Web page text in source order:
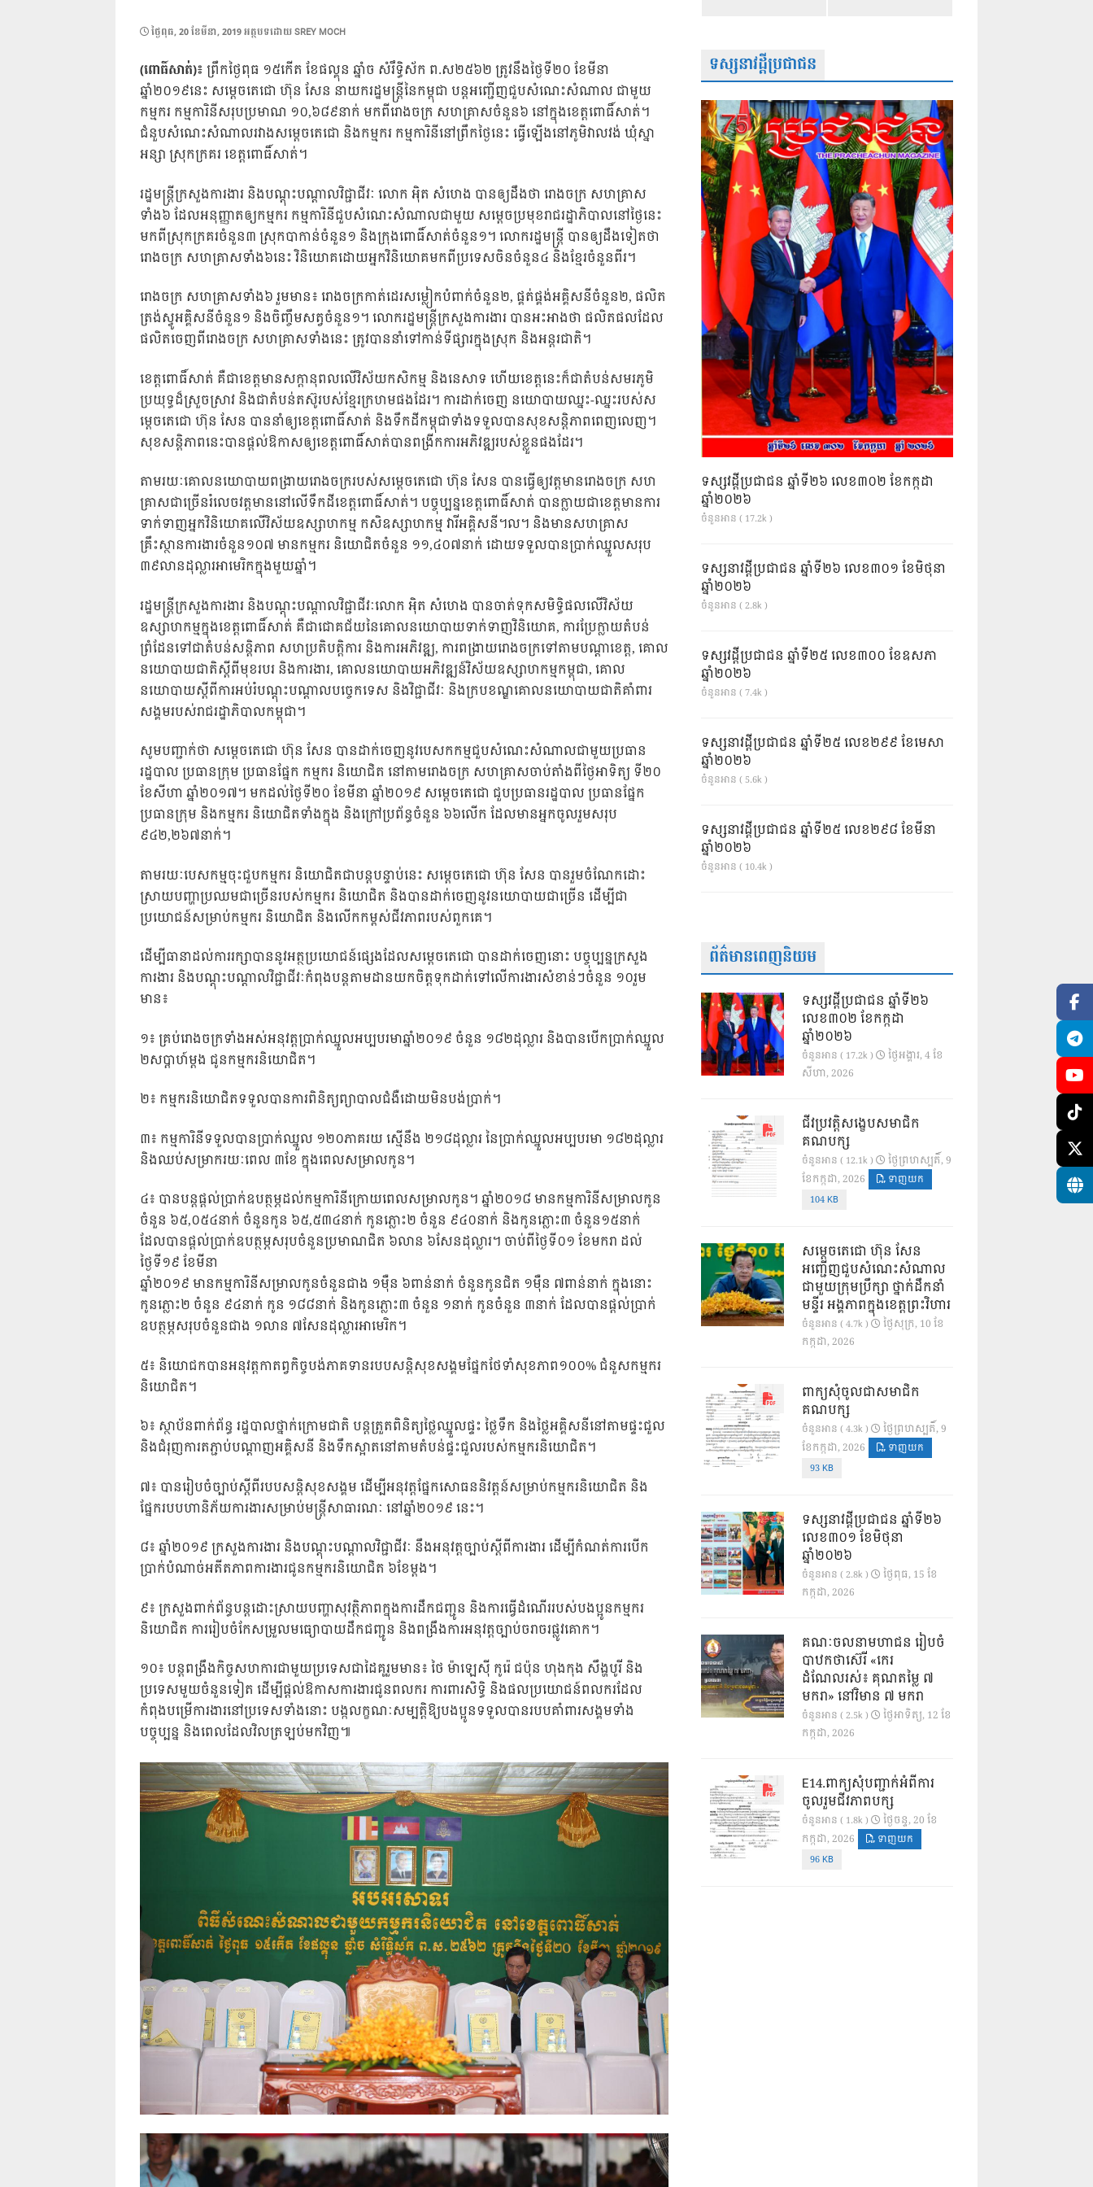
POSTED
ថ្ងៃ​ពុធ, 20 ខែ​មីនា, 2019អត្ថបទដោយSREY MOCH
(ពោធិ៍សាត់)៖ព្រឹកថ្ងៃពុធ ១៥កើត ខែផល្គុន ឆ្នាំច សំរឹទ្ធិស័ក ព.ស២៥៦២ ត្រូវនឹងថ្ងៃទី២០ ខែមីនា
ឆ្នាំ២០១៩នេះ សម្តេចតេជោ ហ៊ុន សែន នាយករដ្ឋមន្ត្រីនៃកម្ពុជា បន្តអញ្ជើញជួបសំណេះសំណាល ជាមួយ
កម្មករ កម្មការិនីសរុបប្រមាណ ១០,៦៨៩នាក់ មកពីរោងចក្រ សហគ្រាសចំនួន៦ នៅក្នុងខេត្តពោធិ៍សាត់។
ជំនួបសំណេះសំណាលរវាងសម្តេចតេជោ និងកម្មករ កម្មការិនីនៅព្រឹកថ្ងៃនេះ ធ្វើឡើងនៅភូមិវាលវង់ ឃុំស្នា
អន្សា ស្រុកក្រគរ ខេត្តពោធិ៍សាត់។
រដ្ឋមន្ត្រីក្រសួងការងារ និងបណ្តុះបណ្តាលវិជ្ជាជីវៈ លោក អ៉ិត សំហេង បានឲ្យដឹងថា រោងចក្រ សហគ្រាស
ទាំង៦ ដែលអនុញ្ញាតឲ្យកម្មករ កម្មការិនីជួបសំណេះសំណាលជាមួយ សម្តេចប្រមុខរាជរដ្ឋាភិបាលនៅថ្ងៃនេះ
មកពីស្រុកក្រគរចំនួន៣ ស្រុកបាកាន់ចំនួន១ និងក្រុងពោធិ៍សាត់ចំនួន១។ លោករដ្ឋមន្ត្រី បានឲ្យដឹងទៀតថា
រោងចក្រ សហគ្រាសទាំង៦នេះ វិនិយោគដោយអ្នកវិនិយោគមកពីប្រទេសចិនចំនួន៤ និងខ្មែរចំនួនពីរ។
រោងចក្រ សហគ្រាសទាំង៦ រួមមាន៖ រោងចក្រកាត់ដេរសម្លៀកបំពាក់ចំនួន២, ផ្គត់ផ្គង់អគ្គិសនីចំនួន២, ផលិត
ត្រង់ស្វូអគ្គិសនីចំនួន១ និងចិញ្ចឹមសត្វចំនួន១។ លោករដ្ឋមន្ត្រីក្រសួងការងារ បានអះអាងថា ផលិតផលដែល
ផលិតចេញពីរោងចក្រ សហគ្រាសទាំងនេះ ត្រូវបាននាំទៅកាន់ទីផ្សារក្នុងស្រុក និងអន្តរជាតិ។
ខេត្តពោធិ៍សាត់ គឺជាខេត្តមានសក្តានុពលលើវិស័យកសិកម្ម និងនេសាទ ហើយខេត្តនេះក៏ជាតំបន់សមរភូមិ
ប្រយុទ្ធដ៏ស្រួចស្រាវ និងជាតំបន់តស៊ូរបស់ខ្មែរក្រហមផងដែរ។ ការដាក់ចេញ នយោបាយឈ្នះ-ឈ្នះរបស់ស
ម្តេចតេជោ ហ៊ុន សែន បាននាំឲ្យខេត្តពោធិ៍សាត់ និងទឹកដីកម្ពុជាទាំងទទួលបានសុខសន្តិភាពពេញលេញ។
សុខសន្តិភាពនេះបានផ្តល់ឱកាសឲ្យខេត្តពោធិ៍សាត់បានពង្រីកការអភិវឌ្ឍរបស់ខ្លួនផងដែរ។
តាមរយៈគោលនយោបាយពង្រាយរោងចក្ររបស់សម្តេចតេជោ ហ៊ុន សែន បានធ្វើឲ្យវត្តមានរោងចក្រ សហ
គ្រាសជាច្រើនរំលេចវត្តមាននៅលើទឹកដីខេត្តពោធិ៍សាត់។ បច្ចុប្បន្នខេត្តពោធិ៍សាត់ បានក្លាយជាខេត្តមានការ
ទាក់ទាញអ្នកវិនិយោគលើវិស័យឧស្សាហកម្ម កសិឧស្សាហកម្ម វារីអគ្គិសនី។ល។ និងមានសហគ្រាស
គ្រឹះស្ថានការងារចំនួន១០៧ មានកម្មករ និយោជិតចំនួន ១១,៤០៧នាក់ ដោយទទួលបានប្រាក់ឈ្នួលសរុប
៣៩លានដុល្លារអាមេរិកក្នុងមួយឆ្នាំ។
រដ្ឋមន្ត្រីក្រសួងការងារ និងបណ្តុះបណ្តាលវិជ្ជាជីវៈលោក អ៉ិត សំហេង បានចាត់ទុកសមិទ្ធិផលលើវិស័យ
ឧស្សាហកម្មក្នុងខេត្តពោធិ៍សាត់ គឺជាជោគជ័យនៃគោលនយោបាយទាក់ទាញវិនិយោគ, ការប្រែក្លាយតំបន់
ព្រំដែនទៅជាតំបន់សន្តិភាព សហប្រតិបត្តិការ និងការអភិវឌ្ឍ, ការពង្រាយរោងចក្រទៅតាមបណ្តាខេត្ត, គោល
នយោបាយជាតិស្តីពីមុខរបរ និងការងារ, គោលនយោបាយអភិវឌ្ឍន៍វិស័យឧស្សាហកម្មកម្ពុជា, គោល
នយោបាយស្តីពីការអប់រំបណ្តុះបណ្តាលបច្ចេកទេស និងវិជ្ជាជីវៈ និងក្របខណ្ឌគោលនយោបាយជាតិគាំពារ
សង្គមរបស់រាជរដ្ឋាភិបាលកម្ពុជា។
សូមបញ្ជាក់ថា សម្តេចតេជោ ហ៊ុន សែន បានដាក់ចេញនូវបេសកកម្មជួបសំណេះសំណាលជាមួយប្រធាន
រដ្ឋបាល ប្រធានក្រុម ប្រធានផ្នែក កម្មករ និយោជិត នៅតាមរោងចក្រ សហគ្រាសចាប់តាំងពីថ្ងៃអាទិត្យ ទី២០
ខែសីហា ឆ្នាំ២០១៧។ មកដល់ថ្ងៃទី២០ ខែមីនា ឆ្នាំ២០១៩ សម្តេចតេជោ ជួបប្រធានរដ្ឋបាល ប្រធានផ្នែក
ប្រធានក្រុម និងកម្មករ និយោជិតទាំងក្នុង និងក្រៅប្រព័ន្ធចំនួន ៦៦លើក ដែលមានអ្នកចូលរួមសរុប
៩៤២,២៦៧នាក់។
តាមរយៈបេសកម្មចុះជួបកម្មករ និយោជិតជាបន្តបន្ទាប់នេះ សម្តេចតេជោ ហ៊ុន សែន បានរួមចំណែកដោះ
ស្រាយបញ្ហាប្រឈមជាច្រើនរបស់កម្មករ និយោជិត និងបានដាក់ចេញនូវនយោបាយជាច្រើន ដើម្បីជា
ប្រយោជន៍សម្រាប់កម្មករ និយោជិត និងលើកកម្ពស់ជីវភាពរបស់ពួកគេ។
ដើម្បីធានាដល់ការរក្សាបាននូវអត្ថប្រយោជន៍ផ្សេងដែលសម្តេចតេជោ បានដាក់ចេញនោះ បច្ចុប្បន្នក្រសួង
ការងារ និងបណ្តុះបណ្តាលវិជ្ជាជីវៈកំពុងបន្តតាមដានយកចិត្តទុកដាក់ទៅលើការងារសំខាន់ៗចំនួន ១០រួម
មាន៖
១៖ គ្រប់រោងចក្រទាំងអស់អនុវត្តប្រាក់ឈ្នួលអប្បបរមាឆ្នាំ២០១៩ ចំនួន ១៨២ដុល្លារ និងបានបើកប្រាក់ឈ្នួល
២សប្តាហ៍ម្តង ជូនកម្មករនិយោជិត។
២៖ កម្មករនិយោជិតទទួលបានការពិនិត្យព្យាបាលជំងឺដោយមិនបង់ប្រាក់។
៣៖ កម្មការិនីទទួលបានប្រាក់ឈ្នួល ១២០ភាគរយ ស្មើនឹង ២១៨ដុល្លារ នៃប្រាក់ឈ្នួលអប្បបរមា ១៨២ដុល្លារ
និងឈប់សម្រាករយៈពេល ៣ខែ ក្នុងពេលសម្រាលកូន។
៤៖ បានបន្តផ្តល់ប្រាក់ឧបត្ថម្ភដល់កម្មការិនីក្រោយពេលសម្រាលកូន។ ឆ្នាំ២០១៨ មានកម្មការិនីសម្រាលកូន
ចំនួន ៦៥,០៥៤នាក់ ចំនួនកូន ៦៥,៥៣៤នាក់ កូនភ្លោះ២ ចំនួន ៩៤០នាក់ និងកូនភ្លោះ៣ ចំនួន១៥នាក់
ដែលបានផ្តល់ប្រាក់ឧបត្ថម្ភសរុបចំនួនប្រមាណជិត ៦លាន ៦សែនដុល្លារ។ ចាប់ពីថ្ងៃទី០១ ខែមករា ដល់
ថ្ងៃទី១៩ ខែមីនា
ឆ្នាំ២០១៩ មានកម្មការិនីសម្រាលកូនចំនួនជាង ១ម៉ឺន ៦ពាន់នាក់ ចំនួនកូនជិត ១ម៉ឺន ៧ពាន់នាក់ ក្នុងនោះ
កូនភ្លោះ២ ចំនួន ៩៤នាក់ កូន ១៨៨នាក់ និងកូនភ្លោះ៣ ចំនួន ១នាក់ កូនចំនួន ៣នាក់ ដែលបានផ្តល់ប្រាក់
ឧបត្ថម្ភសរុបចំនួនជាង ១លាន ៧សែនដុល្លារអាមេរិក។
៥៖ និយោជកបានអនុវត្តកាតព្វកិច្ចបង់ភាគទានរបបសន្តិសុខសង្គមផ្នែកថែទាំសុខភាព១០០% ជំនួសកម្មករ
និយោជិត។
៦៖ ស្ថាប័នពាក់ព័ន្ធ រដ្ឋបាលថ្នាក់ក្រោមជាតិ បន្តត្រួតពិនិត្យថ្លៃឈ្នួលផ្ទះ ថ្លៃទឹក និងថ្លៃអគ្គិសនីនៅតាមផ្ទះជួល
និងជំរុញការតភ្ជាប់បណ្តាញអគ្គិសនី និងទឹកស្អាតនៅតាមតំបន់ផ្ទះជួលរបស់កម្មករនិយោជិត។
៧៖ បានរៀបចំច្បាប់ស្តីពីរបបសន្តិសុខសង្គម ដើម្បីអនុវត្តផ្នែកសោធននិវត្តន៍សម្រាប់កម្មករនិយោជិត និង
ផ្នែករបបហានិភ័យការងារសម្រាប់មន្ត្រីសាធារណៈ នៅឆ្នាំ២០១៩ នេះ។
៨៖ ឆ្នាំ២០១៩ ក្រសួងការងារ និងបណ្តុះបណ្តាលវិជ្ជាជីវៈ នឹងអនុវត្តច្បាប់ស្តីពីការងារ ដើម្បីកំណត់ការបើក
ប្រាក់បំណាច់អតីតភាពការងារជូនកម្មករនិយោជិត ៦ខែម្តង។
៩៖ ក្រសួងពាក់ព័ន្ធបន្តដោះស្រាយបញ្ហាសុវត្ថិភាពក្នុងការដឹកជញ្ជូន និងការធ្វើដំណើររបស់បងប្អូនកម្មករ
និយោជិត ការរៀបចំកែសម្រួលមធ្យោបាយដឹកជញ្ជូន និងពង្រឹងការអនុវត្តច្បាប់ចរាចរផ្លូវគោក។
១០៖ បន្តពង្រឹងកិច្ចសហការជាមួយប្រទេសជាដៃគូរួមមាន៖ ថៃ ម៉ាឡេស៊ី កូរ៉េ ជប៉ុន ហុងកុង សឹង្ហបូរី និង
ប្រទេសមួយចំនួនទៀត ដើម្បីផ្តល់ឱកាសការងារជូនពលករ ការពារសិទ្ធិ និងផលប្រយោជន៍ពលករដែល
កំពុងបម្រើការងារនៅប្រទេសទាំងនោះ បង្កលក្ខណៈសម្បត្តិឱ្យបងប្អូនទទួលបានរបបគាំពារសង្គមទាំង
បច្ចុប្បន្ន និងពេលដែលវិលត្រឡប់មកវិញ៕
ទស្សនាវដ្តីប្រជាជន
ទស្សវដ្តីប្រជាជន ឆ្នាំទី២៦ លេខ៣០២ ខែកក្កដា
ឆ្នាំ២០២៦
ចំនួនអាន ( 17.2k )
ទស្សនាវដ្ដីប្រជាជន ឆ្នាំទី២៦ លេខ៣០១ ខែមិថុនា
ឆ្នាំ២០២៦
ចំនួនអាន ( 2.8k )
ទស្សវដ្តីប្រជាជន ឆ្នាំទី២៥ លេខ៣០០ ខែឧសភា
ឆ្នាំ២០២៦
ចំនួនអាន ( 7.4k )
ទស្សនាវដ្ដីប្រជាជន ឆ្នាំទី២៥ លេខ២៩៩ ខែមេសា
ឆ្នាំ២០២៦
ចំនួនអាន ( 5.6k )
ទស្សនាវដ្ដីប្រជាជន ឆ្នាំទី២៥ លេខ២៩៨ ខែមីនា
ឆ្នាំ២០២៦
ចំនួនអាន ( 10.4k )
ព័ត៌មានពេញនិយម
ទស្សវដ្តីប្រជាជន ឆ្នាំទី២៦
លេខ៣០២ ខែកក្កដា
ឆ្នាំ២០២៦
ចំនួនអាន ( 17.2k )
ថ្ងៃ​អង្គារ, 4 ខែ​
សីហា, 2026
ជីវប្រវត្តិសង្ខេបសមាជិក
គណបក្ស
ចំនួនអាន ( 12.1k )
ថ្ងៃ​ព្រហស្បតិ៍, 9
ខែ​កក្កដា, 2026
ទាញយក
104 KB
សម្តេចតេជោ ហ៊ុន សែន
អញ្ជើញជួបសំណេះសំណាល
ជាមួយក្រុមប្រឹក្សា ថ្នាក់ដឹកនាំ
មន្ទីរ អង្គភាពក្នុងខេត្តព្រះវិហារ
ចំនួនអាន ( 4.7k )
ថ្ងៃ​សុក្រ, 10 ខែ​
កក្កដា, 2026
ពាក្យសុំចូលជាសមាជិក
គណបក្ស
ចំនួនអាន ( 4.3k )
ថ្ងៃ​ព្រហស្បតិ៍, 9
ខែ​កក្កដា, 2026
ទាញយក
93 KB
ទស្សនាវដ្ដីប្រជាជន ឆ្នាំទី២៦
លេខ៣០១ ខែមិថុនា
ឆ្នាំ២០២៦
ចំនួនអាន ( 2.8k )
ថ្ងៃ​ពុធ, 15 ខែ​
កក្កដា, 2026
គណៈចលនាមហាជន រៀបចំ
បាឋកថាស៊េរី «កេរ
ដំណែលរស់៖ គុណតម្លៃ ៧
មករា» នៅវិមាន ៧ មករា
ចំនួនអាន ( 2.5k )
ថ្ងៃ​អាទិត្យ, 12 ខែ​
កក្កដា, 2026
E14.ពាក្យសុំបញ្ជាក់អំពីការ
ចូលរួមជីវភាពបក្ស
ចំនួនអាន ( 1.8k )
ថ្ងៃ​ចន្ទ, 20 ខែ​
កក្កដា, 2026
ទាញយក
96 KB